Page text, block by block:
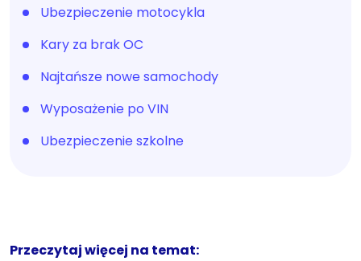
Ubezpieczenie motocykla
Kary za brak OC
Najtańsze nowe samochody
Wyposażenie po VIN
Ubezpieczenie szkolne
Przeczytaj więcej na temat: